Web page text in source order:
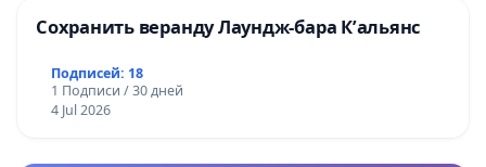
Сохранить веранду Лаундж-бара К’альянс
Подписей: 18
1 Подписи / 30 дней
4 Jul 2026